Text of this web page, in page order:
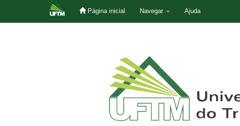
Página inicial Navegar Ajuda